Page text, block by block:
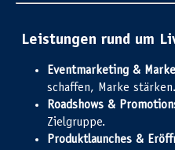
Leistungen rund um
Eventmarketing &
schaffen, Marke stärken.
Roadshows &
Zielgruppe.
Produktlaunches &